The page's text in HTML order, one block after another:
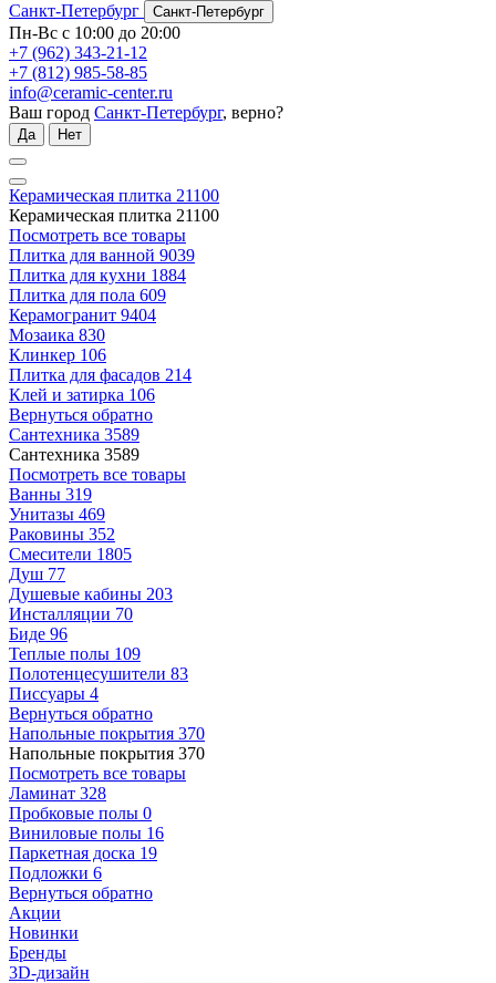
Санкт-Петербург
Санкт-Петербург
Пн-Вс с 10:00 до 20:00
+7 (962) 343-21-12
+7 (812) 985-58-85
info@ceramic-center.ru
Ваш город Санкт-Петербург, верно?
Да Нет
Керамическая плитка 21100
Керамическая плитка 21100
Посмотреть все товары
Плитка для ванной 9039
Плитка для кухни 1884
Плитка для пола 609
Керамогранит 9404
Мозаика 830
Клинкер 106
Плитка для фасадов 214
Клей и затирка 106
Вернуться обратно
Сантехника 3589
Сантехника 3589
Посмотреть все товары
Ванны 319
Унитазы 469
Раковины 352
Смесители 1805
Душ 77
Душевые кабины 203
Инсталляции 70
Биде 96
Теплые полы 109
Полотенцесушители 83
Писсуары 4
Вернуться обратно
Напольные покрытия 370
Напольные покрытия 370
Посмотреть все товары
Ламинат 328
Пробковые полы 0
Виниловые полы 16
Паркетная доска 19
Подложки 6
Вернуться обратно
Акции
Новинки
Бренды
3D-дизайн